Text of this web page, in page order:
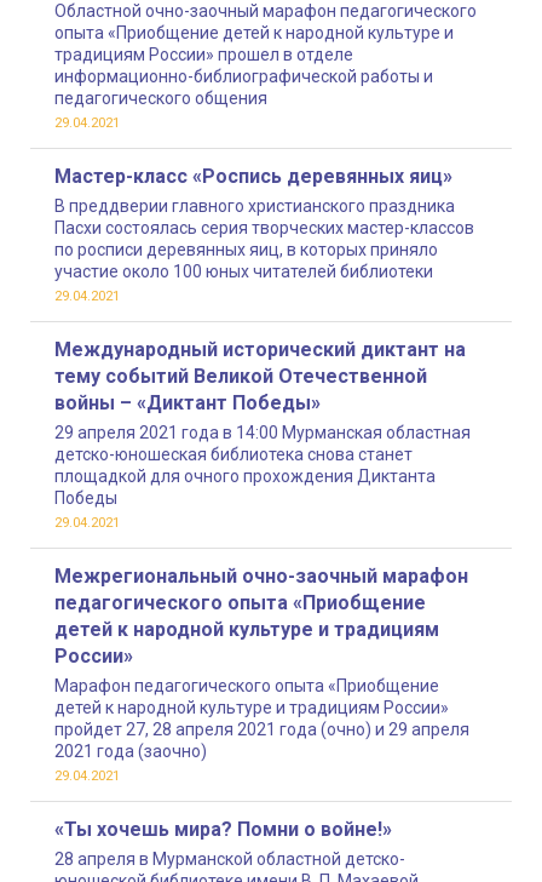
Областной очно-заочный марафон педагогического
опыта «Приобщение детей к народной культуре и
традициям России» прошел в отделе
информационно-библиографической работы и
педагогического общения
29.04.2021
Мастер-класс «Роспись деревянных яиц»
В преддверии главного христианского праздника
Пасхи состоялась серия творческих мастер-классов
по росписи деревянных яиц, в которых приняло
участие около 100 юных читателей библиотеки
29.04.2021
Международный исторический диктант на
тему событий Великой Отечественной
войны – «Диктант Победы»
29 апреля 2021 года в 14:00 Мурманская областная
детско-юношеская библиотека снова станет
площадкой для очного прохождения Диктанта
Победы
29.04.2021
Межрегиональный очно-заочный марафон
педагогического опыта «Приобщение
детей к народной культуре и традициям
России»
Марафон педагогического опыта «Приобщение
детей к народной культуре и традициям России»
пройдет 27, 28 апреля 2021 года (очно) и 29 апреля
2021 года (заочно)
29.04.2021
«Ты хочешь мира? Помни о войне!»
28 апреля в Мурманской областной детско-